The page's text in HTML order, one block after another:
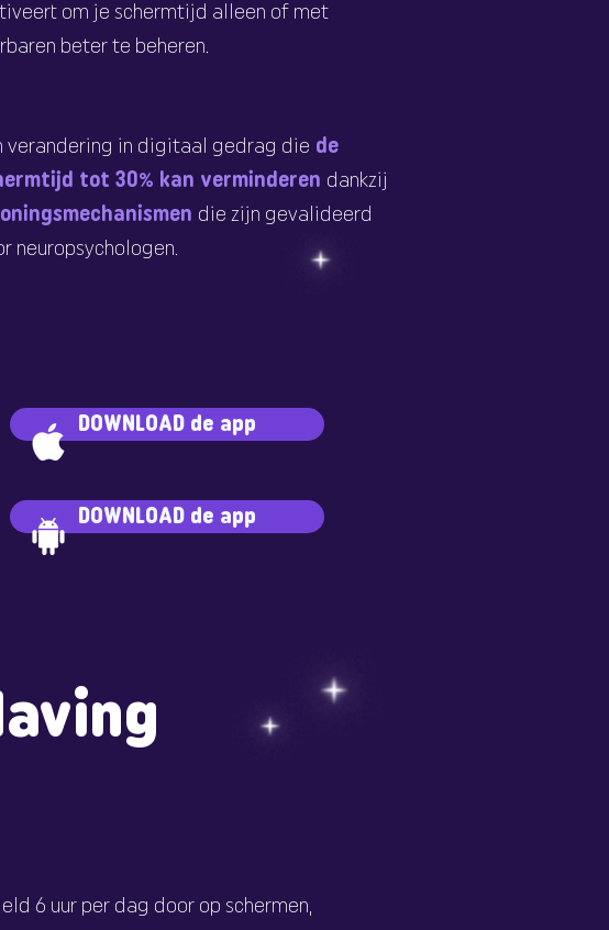
om je schermtijd alleen of met
beter te beheren.
verandering in digitaal gedrag die de
tot 30% kan verminderen dankzij
die zijn gevalideerd
neuropsychologen.
DOWNLOAD de app
DOWNLOAD de app
6 uur per dag door op schermen,